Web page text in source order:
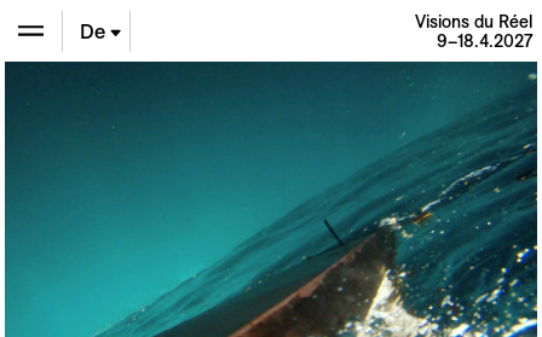
De
Visions du Réel
9–18.4.2027